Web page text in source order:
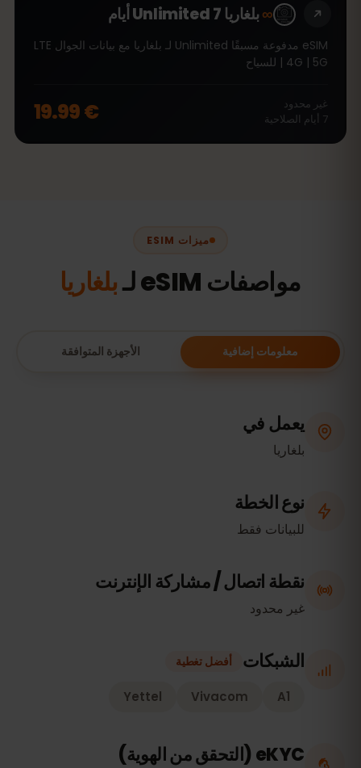
∞بلغاريا Unlimited 7 أيام
eSIM مدفوعة مسبقًا Unlimited لـ بلغاريا مع بيانات الجوال LTE
| 4G | 5G للسياح
غير محدود
7 أيام الصلاحية € 19.99
ميزات ESIM
مواصفات eSIM لـ بلغاريا
معلومات إضافية الأجهزة المتوافقة
يعمل في
بلغاريا
نوع الخطة
للبيانات فقط
نقطة اتصال / مشاركة الإنترنت
غير محدود
الشبكات أفضل تغطية
A1
Vivacom
Yettel
eKYC (التحقق من الهوية)